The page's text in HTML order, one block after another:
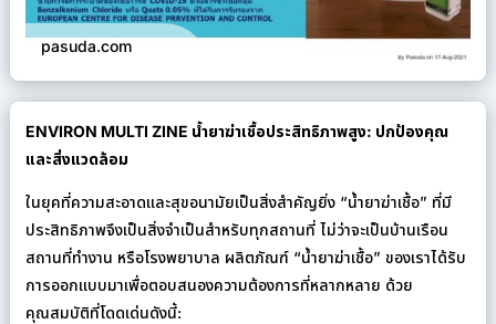
pasuda.com
ENVIRON MULTI ZINE น้ำยาฆ่าเชื้อประสิทธิภาพสูง: ปกป้องคุณ
และสิ่งแวดล้อม
ในยุคที่ความสะอาดและสุขอนามัยเป็นสิ่งสำคัญยิ่ง “น้ำยาฆ่าเชื้อ” ที่มี
ประสิทธิภาพจึงเป็นสิ่งจำเป็นสำหรับทุกสถานที่ ไม่ว่าจะเป็นบ้านเรือน
สถานที่ทำงาน หรือโรงพยาบาล ผลิตภัณฑ์ “น้ำยาฆ่าเชื้อ” ของเราได้รับ
การออกแบบมาเพื่อตอบสนองความต้องการที่หลากหลาย ด้วย
คุณสมบัติที่โดดเด่นดังนี้: